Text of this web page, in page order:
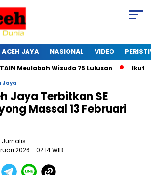
ACEH JAYA NASIONAL VIDEO
Wisuda 75 Lulusan Ikut Retreat
Jaya
Jaya Terbitkan SE
Massal 13 Februari
Jurnalis
2026 - 02:14 WIB